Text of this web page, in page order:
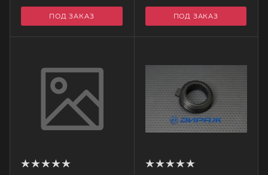
ПОД ЗАКАЗ ПОД ЗАКАЗ